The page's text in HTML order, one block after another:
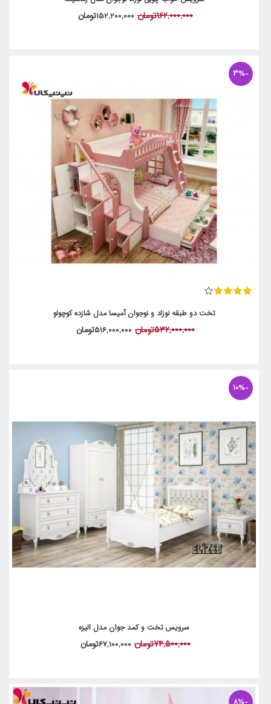
162,000,000تومان 152,200,000تومان
-3%
تخت دو طبقه نوزاد و نوجوان آمیسا مدل شازده کوچولو
532,000,000تومان 516,000,000تومان
-10%
سرویس تخت و کمد جوان مدل الیزه
74,500,000تومان 67,100,000تومان